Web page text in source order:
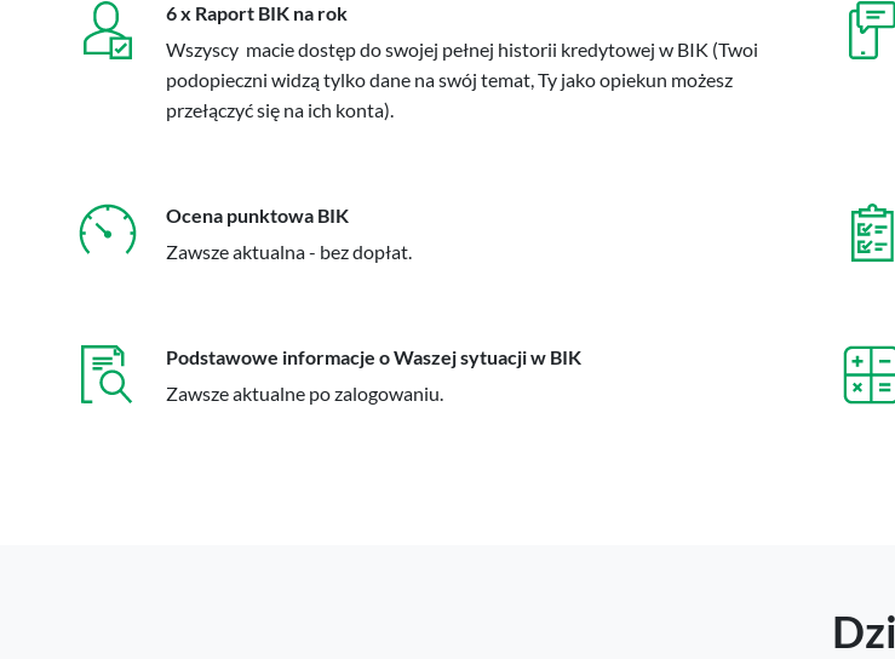
6 x Raport BIK na rok
Wszyscy macie dostęp do swojej pełnej historii kredytowej w BIK (Twoi
podopieczni widzą tylko dane na swój temat, Ty jako opiekun możesz
przełączyć się na ich konta).
Ocena punktowa BIK
Zawsze aktualna - bez dopłat.
Podstawowe informacje o Waszej sytuacji w BIK
Zawsze aktualne po zalogowaniu.